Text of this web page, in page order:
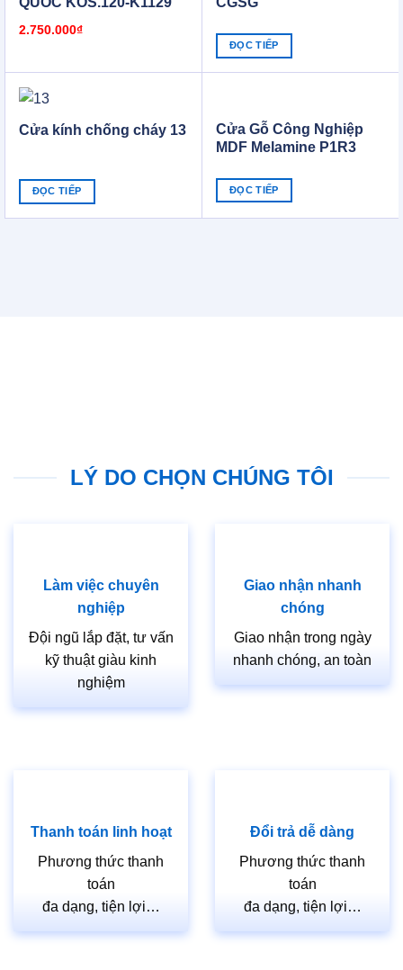
2.750.000₫
ĐỌC TIẾP
Cửa kính chống cháy 13
ĐỌC TIẾP
Cửa Gỗ Công Nghiệp
MDF Melamine P1R3
ĐỌC TIẾP
LÝ DO CHỌN CHÚNG TÔI
Làm việc chuyên
nghiệp
Đội ngũ lắp đặt, tư vấn
kỹ thuật giàu kinh
nghiệm
Giao nhận nhanh
chóng
Giao nhận trong ngày
nhanh chóng, an toàn
Thanh toán linh hoạt
Phương thức thanh
toán
đa dạng, tiện lợi…
Đổi trả dễ dàng
Phương thức thanh
toán
đa dạng, tiện lợi…